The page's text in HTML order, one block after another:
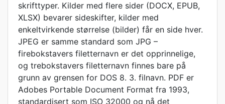
skrifttyper. Kilder med flere sider (DOCX, EPUB,
XLSX) bevarer sideskifter, kilder med
enkeltvirkende størrelse (bilder) får en side hver.
JPEG er samme standard som JPG –
firebokstavers filetternavn er det opprinnelige,
og trebokstavers filetternavn finnes bare på
grunn av grensen for DOS 8. 3. filnavn. PDF er
Adobes Portable Document Format fra 1993,
standardisert som ISO 32000 og nå det